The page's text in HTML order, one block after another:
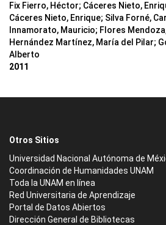
Fix Fierro, Héctor; Cáceres Nieto,
Cáceres Nieto, Enrique; Silva Forné,
Innamorato, Mauricio; Flores
Hernández Martínez, María del Pilar;
Alberto
2011
Otros Sitios
Universidad Nacional Autónoma de
Coordinación de Humanidades UNAM
Toda la UNAM en línea
Red Universitaria de Aprendizaje
Portal de Datos Abiertos
Dirección General de Bibliotecas